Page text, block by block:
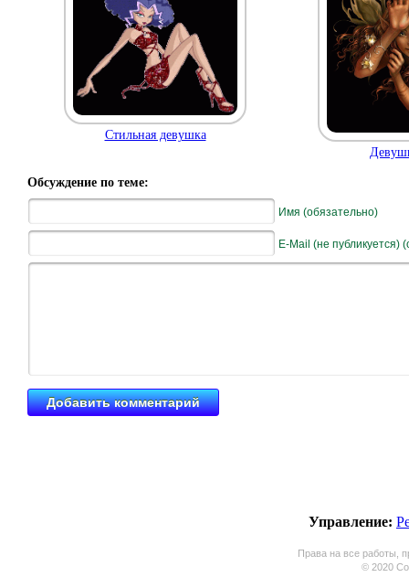
Стильная девушка
Обсуждение по теме:
Имя (обязательно)
E-Mail (не публикуется)
Управление:
Права на все работы,
© 2020